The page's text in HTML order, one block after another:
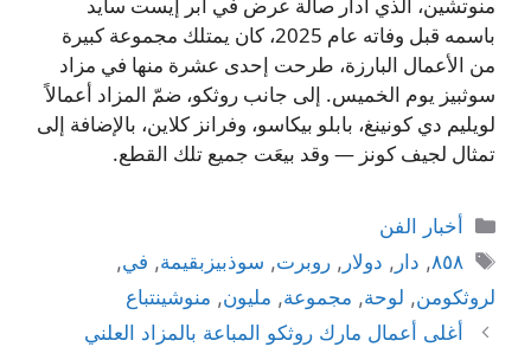
باسمه قبل وفاته عام 2025، كان يمتلك مجموعة كبيرة
من الأعمال البارزة، طرحت إحدى عشرة منها في مزاد
سوثبيز يوم الخميس. إلى جانب روثكو، ضمّ المزاد أعمالاً
لويليم دي كونينغ، بابلو بيكاسو، وفرانز كلاين، بالإضافة إلى
تمثال لجيف كونز — وقد بيعَت جميع تلك القطع.
التصنيفات
أخبار الفن
الوسوم
٨٥٨, دار , دولار ,روبرت, سوذبيزبقيمة, في,
لروثكومن, لوحة, مجموعة, مليون, منوشينتباع
أغلى أعمال مارك روثكو المباعة بالمزاد العلني